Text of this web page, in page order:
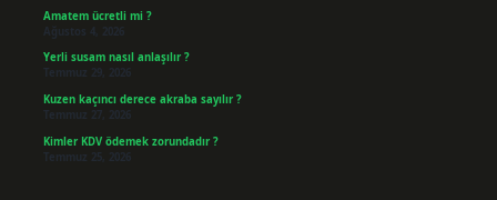
Amatem ücretli mi ?
Ağustos 4, 2026
Yerli susam nasıl anlaşılır ?
Temmuz 29, 2026
Kuzen kaçıncı derece akraba sayılır ?
Temmuz 27, 2026
Kimler KDV ödemek zorundadır ?
Temmuz 25, 2026